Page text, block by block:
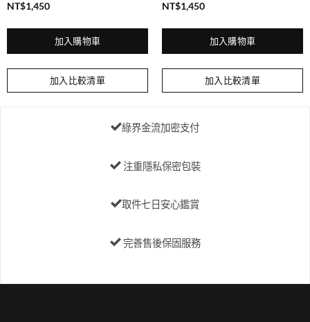
NT$1,450
加入購物車
加入比較清單
NT$1,450
加入購物車
加入比較清單
綠界金流加密支付
注重隱私保密包裝
取件七日安心鑑賞
完善售後保固服務